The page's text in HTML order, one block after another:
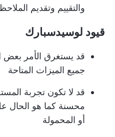
والتقييم وتقديم
قيود لوسيدسبارك
قد يستغرق الأمر بعض
جميع الميزات المتاحة
قد لا تكون تجربة
محسنة كما هو الحال
أو المحمولة